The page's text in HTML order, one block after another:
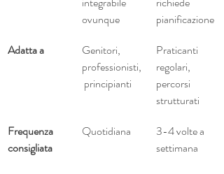
ovunque
pianificazione
Adatta a
Genitori,
professionisti,
principianti
Praticanti
regolari,
percorsi
strutturati
Frequenza
consigliata
Quotidiana
3-4 volte a
settimana